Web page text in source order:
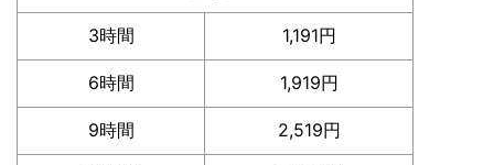
3時間 1,191円
6時間 1,919円
9時間 2,519円